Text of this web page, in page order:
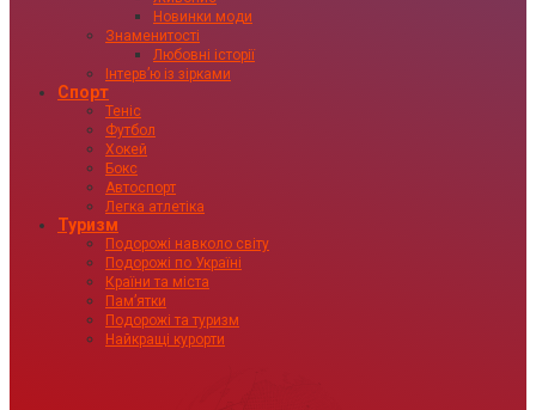
Новинки моди
Знаменитості
Любовні історії
Інтервʼю із зірками
Спорт
Теніс
Футбол
Хокей
Бокс
Автоспорт
Легка атлетіка
Туризм
Подорожі навколо світу
Подорожі по Україні
Країни та міста
Пам’ятки
Подорожі та туризм
Найкращі курорти